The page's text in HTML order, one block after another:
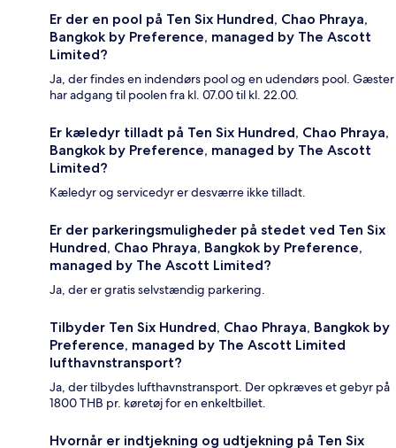
Er der en pool på Ten Six Hundred, Chao Phraya,
Bangkok by Preference, managed by The Ascott
Limited?
Ja, der findes en indendørs pool og en udendørs pool. Gæster
har adgang til poolen fra kl. 07.00 til kl. 22.00.
Er kæledyr tilladt på Ten Six Hundred, Chao Phraya,
Bangkok by Preference, managed by The Ascott
Limited?
Kæledyr og servicedyr er desværre ikke tilladt.
Er der parkeringsmuligheder på stedet ved Ten Six
Hundred, Chao Phraya, Bangkok by Preference,
managed by The Ascott Limited?
Ja, der er gratis selvstændig parkering.
Tilbyder Ten Six Hundred, Chao Phraya, Bangkok by
Preference, managed by The Ascott Limited
lufthavnstransport?
Ja, der tilbydes lufthavnstransport. Der opkræves et gebyr på
1800 THB pr. køretøj for en enkeltbillet.
Hvornår er indtjekning og udtjekning på Ten Six